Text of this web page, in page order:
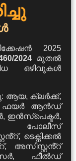
2025
2024മുതൽ
ഒഴിവുകൾ
ആയ, ക്ലർക്ക്,
ഫയർ ആൻഡ്
ഇൻസ്പെക്ടർ,
പോലീസ്
ടെക്നിക്കൽ
അസിസ്റ്റൻ്റ്
ഫീൽഡ്